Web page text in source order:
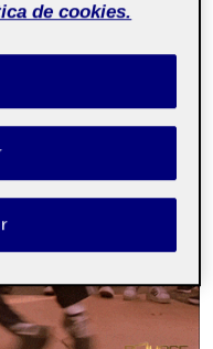
app (Col)
11:56 pm
de cookies.